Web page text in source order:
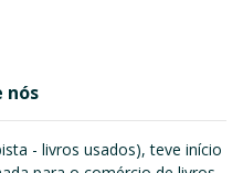
nós
- livros usados), teve início